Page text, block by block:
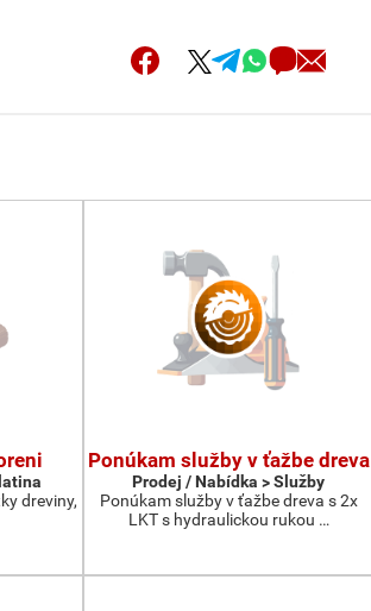
dreviny,
Ponúkam služby v ťažbe dreva
Prodej / Nabídka > Služby
Ponúkam služby v ťažbe dreva s 2x
LKT s hydraulickou rukou …